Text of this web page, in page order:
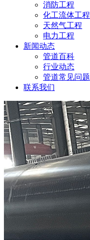
消防工程
化工流体工程
天然气工程
电力工程
新闻动态
管道百科
行业动态
管道常见问题
联系我们